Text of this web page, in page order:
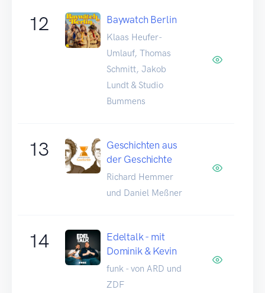
12 Baywatch Berlin
Klaas Heufer-
Umlauf, Thomas
Schmitt, Jakob
Lundt & Studio
Bummens
13
Geschichten aus
der Geschichte
Richard Hemmer
und Daniel Meßner
14
Edeltalk - mit
Dominik & Kevin
funk - von ARD und
ZDF